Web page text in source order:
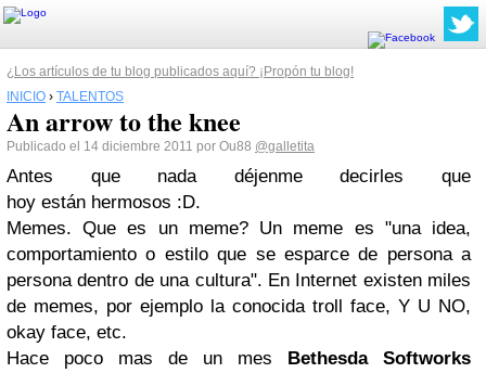
¿Los artículos de tu blog publicados aquí? ¡Propón tu blog!
INICIO › TALENTOS
An arrow to the knee
Publicado el 14 diciembre 2011 por Ou88 @galletita
Antes que nada déjenme decirles que
hoy están hermosos :D.
Memes. Que es un meme? Un meme es "una idea,
comportamiento o estilo que se esparce de persona a
persona dentro de una cultura". En Internet existen miles
de memes, por ejemplo la conocida troll face, Y U NO,
okay face, etc.
Hace poco mas de un mes Bethesda Softworks